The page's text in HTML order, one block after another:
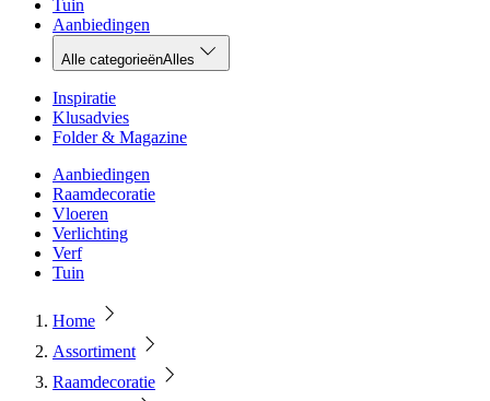
Tuin
Aanbiedingen
Alle categorieënAlles
Inspiratie
Klusadvies
Folder & Magazine
Aanbiedingen
Raamdecoratie
Vloeren
Verlichting
Verf
Tuin
Home
Assortiment
Raamdecoratie